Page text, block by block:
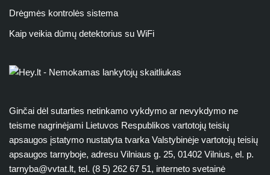
Drėgmės kontrolės sistema
Kaip veikia dūmų detektorius su WiFi
Ginčai dėl sutarties netinkamo vykdymo ar nevykdymo ne
teisme nagrinėjami Lietuvos Respublikos vartotojų teisių
apsaugos įstatymo nustatyta tvarka Valstybinėje vartotojų teisių
apsaugos tarnyboje, adresu Vilniaus g. 25, 01402 Vilnius, el. p.
tarnyba@vvtat.lt, tel. (8 5) 262 67 51, interneto svetainė